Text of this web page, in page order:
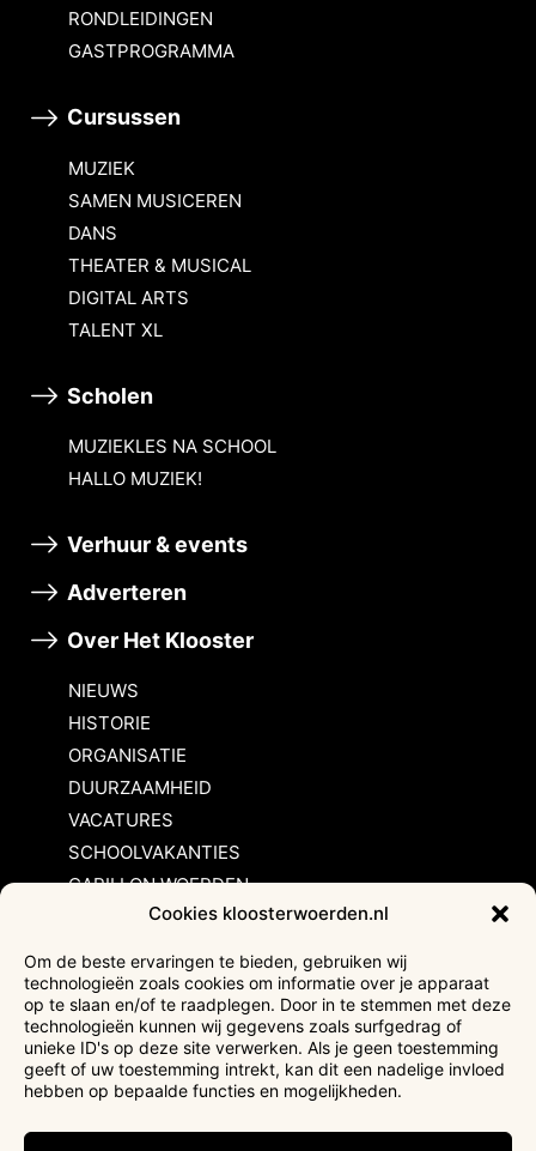
Cookies kloosterwoerden.nl
Om de beste ervaringen te bieden, gebruiken wij
technologieën zoals cookies om informatie over je apparaat
op te slaan en/of te raadplegen. Door in te stemmen met deze
technologieën kunnen wij gegevens zoals surfgedrag of
unieke ID's op deze site verwerken. Als je geen toestemming
geeft of uw toestemming intrekt, kan dit een nadelige invloed
hebben op bepaalde functies en mogelijkheden.
RONDLEIDINGEN
GASTPROGRAMMA
Cursussen
MUZIEK
SAMEN MUSICEREN
DANS
THEATER & MUSICAL
DIGITAL ARTS
TALENT XL
Scholen
MUZIEKLES NA SCHOOL
HALLO MUZIEK!
Verhuur & events
Adverteren
Over Het Klooster
NIEUWS
HISTORIE
ORGANISATIE
DUURZAAMHEID
VACATURES
SCHOOLVAKANTIES
CARILLON WOERDEN
Inschrijvingsvoorwaarden
Bezoekersvoorwaarden
Huurvoorwaarden
Privacyverklaring
Ticketverkoop